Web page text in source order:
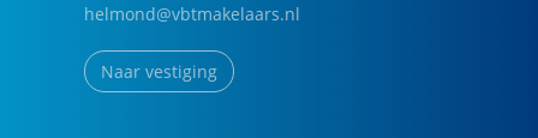
helmond@vbtmakelaars.nl
Naar vestiging